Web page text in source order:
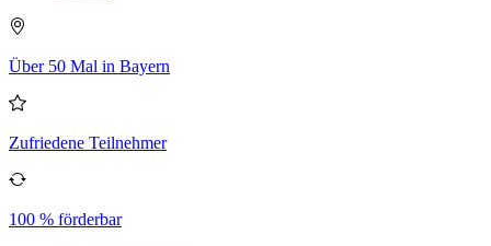
Über 50 Mal in Bayern
Zufriedene Teilnehmer
100 % förderbar